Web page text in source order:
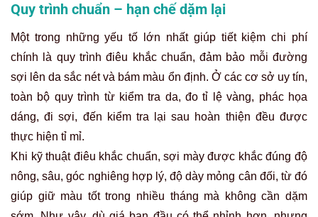
Quy trình chuẩn – hạn chế dặm lại
Một trong những yếu tố lớn nhất giúp tiết kiệm chi phí
chính là quy trình điêu khắc chuẩn, đảm bảo mỗi đường
sợi lên da sắc nét và bám màu ổn định. Ở các cơ sở uy tín,
toàn bộ quy trình từ kiểm tra da, đo tỉ lệ vàng, phác họa
dáng, đi sợi, đến kiểm tra lại sau hoàn thiện đều được
thực hiện tỉ mỉ.
Khi kỹ thuật điêu khắc chuẩn, sợi mày được khắc đúng độ
nông, sâu, góc nghiêng hợp lý, độ dày mỏng cân đối, từ đó
giúp giữ màu tốt trong nhiều tháng mà không cần dặm